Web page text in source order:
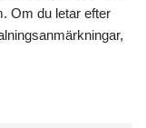
Om du letar efter